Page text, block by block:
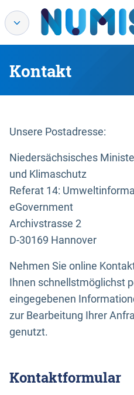
Kontakt
Unsere Postadresse:
Niedersächsisches
und Klimaschutz
Referat 14:
eGovernment
Archivstrasse 2
D-30169 Hannover
Nehmen Sie online
Ihnen schnellstmöglichst
eingegebenen
zur Bearbeitung Ihrer
genutzt.
Kontaktformular